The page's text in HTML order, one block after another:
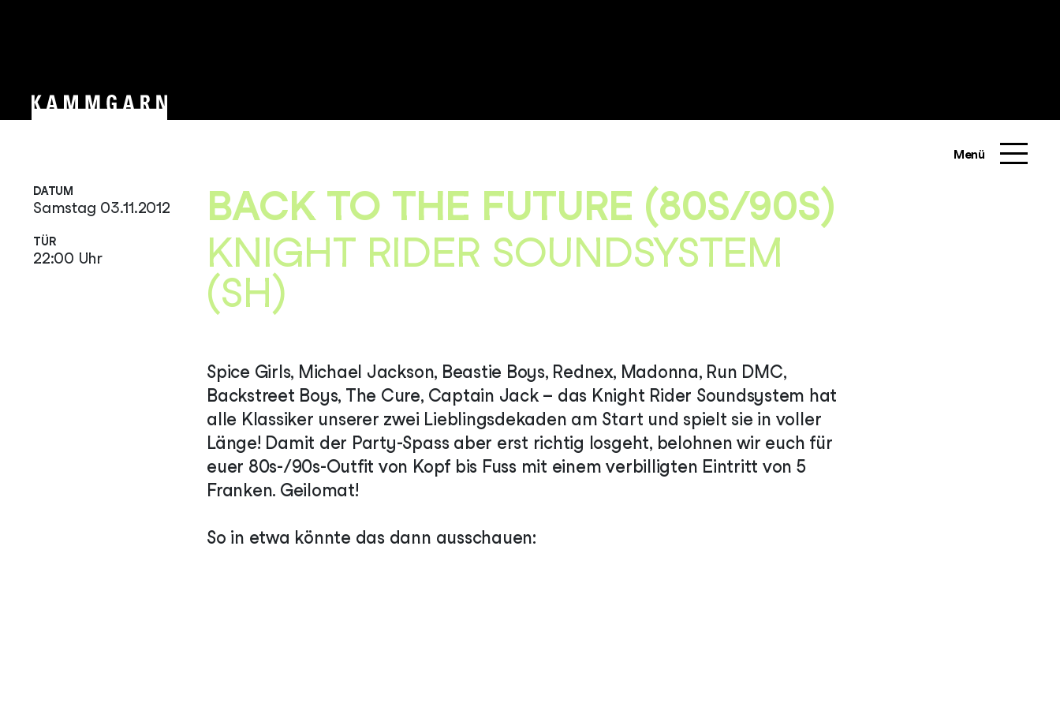
Menü
DATUM
Samstag 03.11.2012
TÜR
22:00 Uhr
BACK TO THE FUTURE (80S/90S)
KNIGHT RIDER SOUNDSYSTEM
(SH)
Spice Girls, Michael Jackson, Beastie Boys, Rednex, Madonna, Run DMC,
Backstreet Boys, The Cure, Captain Jack – das Knight Rider Soundsystem hat
alle Klassiker unserer zwei Lieblingsdekaden am Start und spielt sie in voller
Länge! Damit der Party-Spass aber erst richtig losgeht, belohnen wir euch für
euer 80s-/90s-Outfit von Kopf bis Fuss mit einem verbilligten Eintritt von 5
Franken. Geilomat!
So in etwa könnte das dann ausschauen: